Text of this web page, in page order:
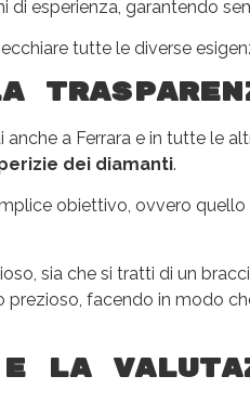
esperienza, garantendo
tutte le diverse
anche a Ferrara e in tutte le
dei diamanti.
obiettivo, ovvero
sia che si tratti di un
facendo in modo
la